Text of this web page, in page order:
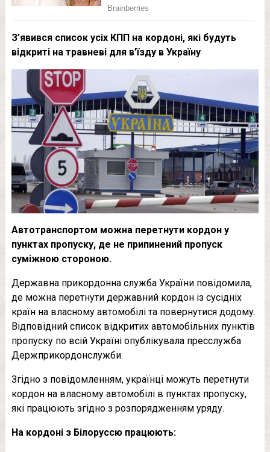
З’явився список усіх КПП на кордоні, які будуть
відкриті на травневі для в’їзду в Україну
Автотранспортом можна перетнути кордон у
пунктах пропуску, де не припинений пропуск
суміжною стороною.
Державна прикордонна служба України повідомила,
де можна перетнути державний кордон із сусідніх
країн на власному автомобілі та повернутися додому.
Відповідний список відкритих автомобільних пунктів
пропуску по всій Україні опублікувала пресслужба
Держприкордонслужби.
Згідно з повідомленням, українці можуть перетнути
кордон на власному автомобілі в пунктах пропуску,
які працюють згідно з розпорядженням уряду.
На кордоні з Білоруссю працюють: